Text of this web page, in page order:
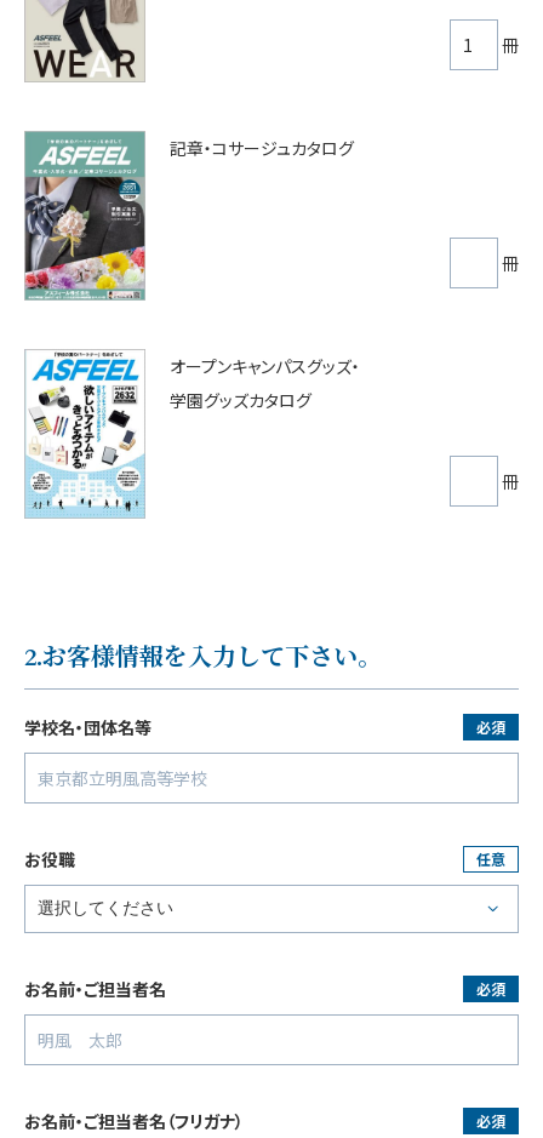
冊
記章・コサージュカタログ
冊
オープンキャンパスグッズ・
学園グッズカタログ
冊
2.お客様情報を入力して下さい。
学校名・団体名等 必須
お役職 任意
お名前・ご担当者名 必須
お名前・ご担当者名 （フリガナ） 必須